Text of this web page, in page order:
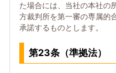
た場合には、当社の本社の
方裁判所を第一審の専属的
承諾するものとします。
第23条（準拠法）